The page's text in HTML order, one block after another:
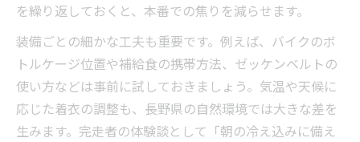
を繰り返しておくと、本番での焦りを減らせます。
装備ごとの細かな工夫も重要です。例えば、バイクのボ
トルケージ位置や補給食の携帯方法、ゼッケンベルトの
使い方などは事前に試しておきましょう。気温や天候に
応じた着衣の調整も、長野県の自然環境では大きな差を
生みます。完走者の体験談として「朝の冷え込みに備え